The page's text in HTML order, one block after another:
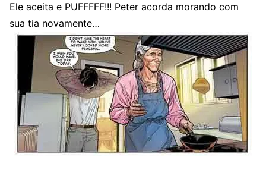
Ele aceita e PUFFFFF!!! Peter acorda morando com
sua tia novamente…